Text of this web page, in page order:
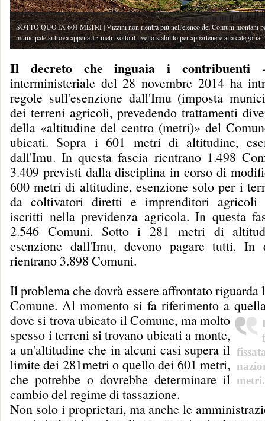
SOTTO QUOTA 601 METRI | Vizzini non rientra più nell'elenco dei Comuni montani
municipale si trova appena 15 metri sotto il livello stabilito per appartenere alla categoria.
Il decreto che inguaia i contribuenti-
interministeriale del 28 novembre 2014 ha
regole sull'esenzione dall'Imu (imposta
dei terreni agricoli, prevedendo trattamenti
della «altitudine del centro (metri)» del
ubicati. Sopra i 601 metri di altitudine,
dall'Imu. In questa fascia rientrano 1.498
3.409 previsti dalla disciplina in corso di
600 metri di altitudine, esenzione solo per i
da coltivatori diretti e imprenditori agricoli
iscritti nella previdenza agricola. In questa
2.546 Comuni. Sotto i 281 metri di
esenzione dall'Imu, devono pagare tutti. In
rientrano 3.898 Comuni.
Il problema che dovrà essere affrontato
Comune. Al momento si fa riferimento a
dove si trova ubicato il Comune, ma molto
metri.
spesso i terreni si trovano ubicati a monte,
a un'altitudine che in alcuni casi supera il
limite dei 281metri o quello dei 601 metri,
che potrebbe o dovrebbe determinare il
cambio del regime di tassazione.
Non solo i proprietari, ma anche le